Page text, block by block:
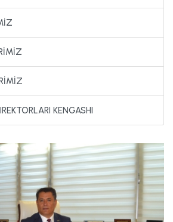
KENGASHI